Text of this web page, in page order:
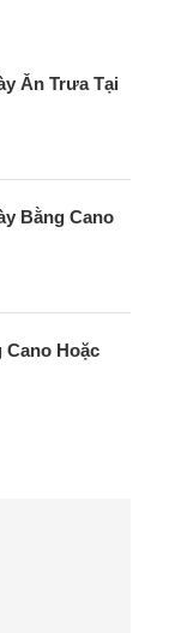
Ăn Trưa Tại
Bằng Cano
Cano Hoặc